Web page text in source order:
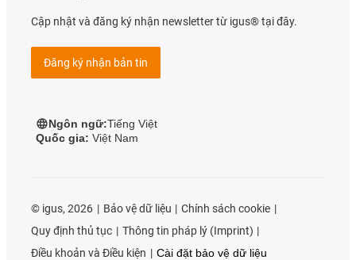
Cập nhật và đăng ký nhận newsletter từ igus® tại đây.
Đăng ký nhận bản tin
Ngôn ngữ:Tiếng Việt
Quốc gia: Việt Nam
© igus, 2026 Bảo vệ dữ liệu
Chính sách cookie
Quy định thủ tục
Thông tin pháp lý (Imprint)
Điều khoản và Điều kiện
Cài đặt bảo vệ dữ liệu